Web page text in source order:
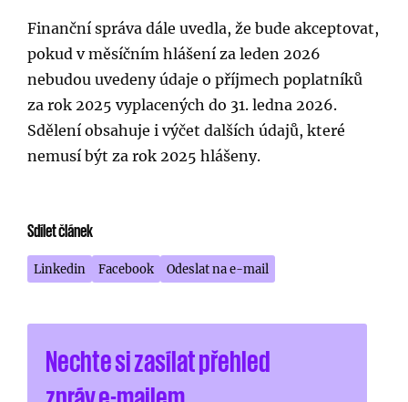
Finanční správa dále uvedla, že bude akceptovat,
pokud v měsíčním hlášení za leden 2026
nebudou uvedeny údaje o příjmech poplatníků
za rok 2025 vyplacených do 31. ledna 2026.
Sdělení obsahuje i výčet dalších údajů, které
nemusí být za rok 2025 hlášeny.
Sdílet článek
Linkedin Facebook Odeslat na e-mail
Nechte si zasílat přehled
zpráv e-mailem